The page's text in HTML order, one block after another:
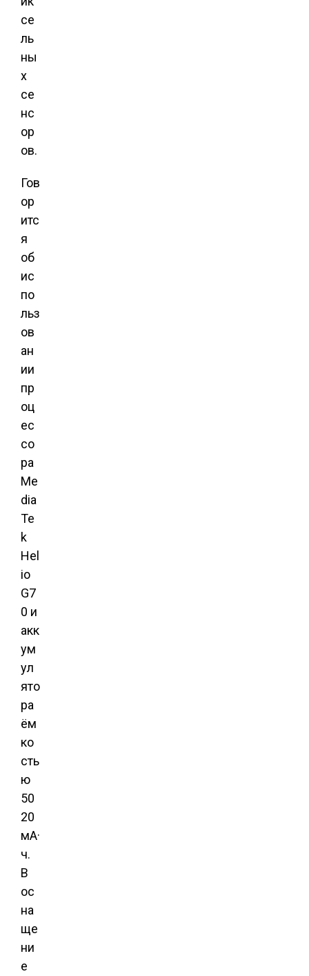
се
ль
ны
х
се
нс
ор
ов.
Гов
ор
итс
я
об
ис
по
льз
ов
ан
ии
пр
оц
ес
со
ра
Me
dia
Te
k
Hel
io
G7
0 и
акк
ум
ул
ято
ра
ём
ко
сть
ю
50
20
мА·
ч.
В
ос
на
ще
ни
е